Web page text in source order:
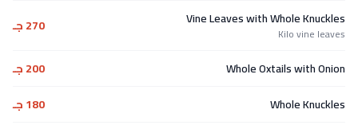
Vine Leaves with Whole Knuckles
Kilo vine leaves 270 جـ
Whole Oxtails with Onion
200 جـ
Whole Knuckles
180 جـ